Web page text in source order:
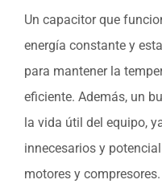
Un capacitor que
energía constante y
para mantener la
eficiente. Además, un
la vida útil del equipo,
innecesarios y
motores y compresores.